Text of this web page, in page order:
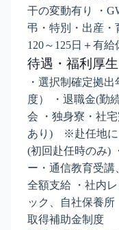
干の変動有り ・
弔・特別・出産
120～125日＋有給
待遇・福利厚生
・選択制確定拠
度） ・退職金(勤
会 ・独身寮・社
あり) ※赴任地に
(初回赴任時のみ)
ー・通信教育受講
全額支給 ・社内
ック、自社保養
取得補助金制度